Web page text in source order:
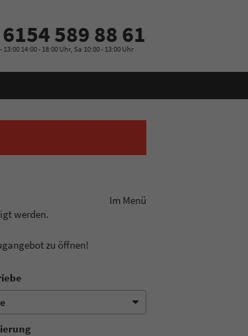
589 88 61
13:00 14:00 - 18:00 Uhr, Sa 10:00 - 13:00 Uhr
aus! Im Menü
werden.
zu öffnen!